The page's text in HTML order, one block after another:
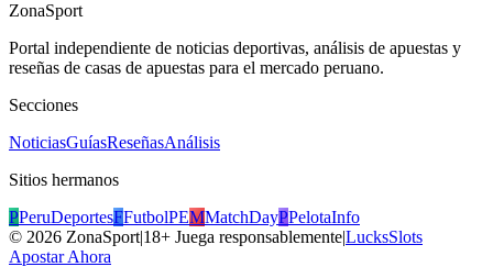
ZonaSport
Portal independiente de noticias deportivas, análisis de apuestas y
reseñas de casas de apuestas para el mercado peruano.
Secciones
NoticiasGuíasReseñasAnálisis
Sitios hermanos
PPeruDeportesFFutbolPEMMatchDayPPelotaInfo
© 2026 ZonaSport|18+ Juega responsablemente|LucksSlots
Apostar Ahora